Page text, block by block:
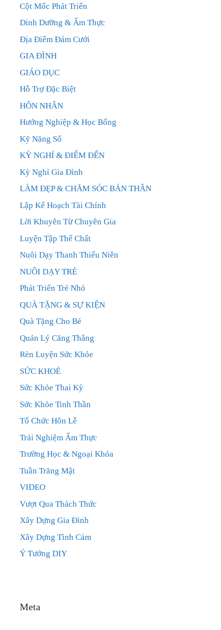
Cột Mốc Phát Triển
Dinh Dưỡng & Ẩm Thực
Địa Điểm Đám Cưới
GIA ĐÌNH
GIÁO DỤC
Hỗ Trợ Đặc Biệt
HÔN NHÂN
Hướng Nghiệp & Học Bổng
Kỹ Năng Số
KỲ NGHỈ & ĐIỂM ĐẾN
Kỳ Nghỉ Gia Đình
LÀM ĐẸP & CHĂM SÓC BẢN THÂN
Lập Kế Hoạch Tài Chính
Lời Khuyên Từ Chuyên Gia
Luyện Tập Thể Chất
Nuôi Dạy Thanh Thiếu Niên
NUÔI DẠY TRẺ
Phát Triển Trẻ Nhỏ
QUÀ TẶNG & SỰ KIỆN
Quà Tặng Cho Bé
Quản Lý Căng Thẳng
Rèn Luyện Sức Khỏe
SỨC KHOẺ
Sức Khỏe Thai Kỳ
Sức Khỏe Tinh Thần
Tổ Chức Hôn Lễ
Trải Nghiệm Ẩm Thực
Trường Học & Ngoại Khóa
Tuần Trăng Mật
VIDEO
Vượt Qua Thách Thức
Xây Dựng Gia Đình
Xây Dựng Tình Cảm
Ý Tưởng DIY
Meta